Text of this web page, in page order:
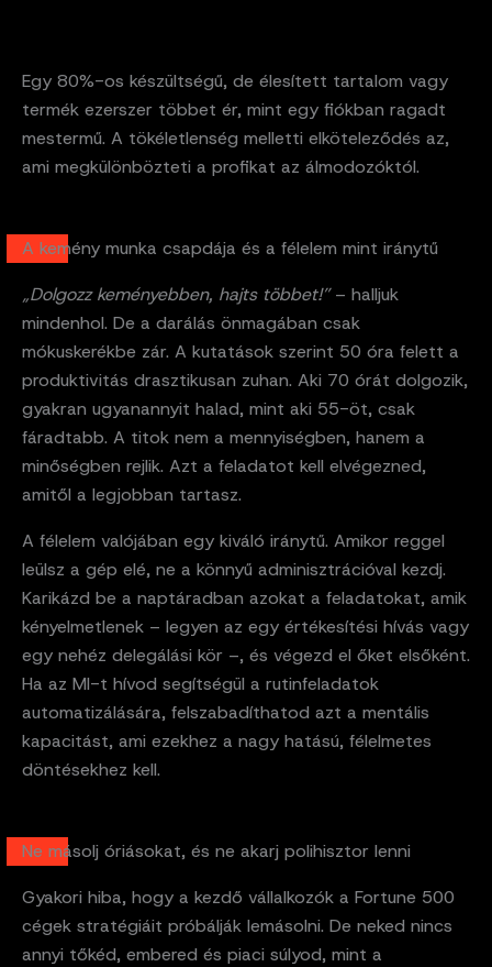
Egy 80%-os készültségű, de élesített tartalom vagy
termék ezerszer többet ér, mint egy fiókban ragadt
mestermű. A tökéletlenség melletti elköteleződés az,
ami megkülönbözteti a profikat az álmodozóktól.
A kemény munka csapdája és a félelem mint iránytű
„Dolgozz keményebben, hajts többet!”– halljuk
mindenhol. De a darálás önmagában csak
mókuskerékbe zár. A kutatások szerint 50 óra felett a
produktivitás drasztikusan zuhan. Aki 70 órát dolgozik,
gyakran ugyanannyit halad, mint aki 55-öt, csak
fáradtabb. A titok nem a mennyiségben, hanem a
minőségben rejlik. Azt a feladatot kell elvégezned,
amitől a legjobban tartasz.
A félelem valójában egy kiváló iránytű. Amikor reggel
leülsz a gép elé, ne a könnyű adminisztrációval kezdj.
Karikázd be a naptáradban azokat a feladatokat, amik
kényelmetlenek – legyen az egy értékesítési hívás vagy
egy nehéz delegálási kör –, és végezd el őket elsőként.
Ha az MI-t hívod segítségül a rutinfeladatok
automatizálására, felszabadíthatod azt a mentális
kapacitást, ami ezekhez a nagy hatású, félelmetes
döntésekhez kell.
Ne másolj óriásokat, és ne akarj polihisztor lenni
Gyakori hiba, hogy a kezdő vállalkozók a Fortune 500
cégek stratégiáit próbálják lemásolni. De neked nincs
annyi tőkéd, embered és piaci súlyod, mint a